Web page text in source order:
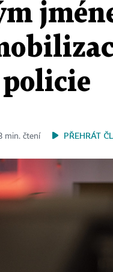
min. čtení PŘEHRÁT